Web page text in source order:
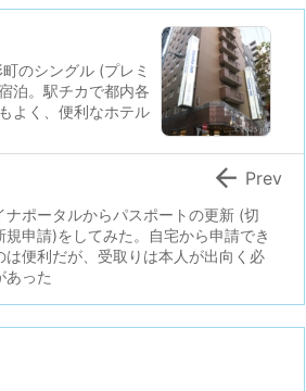
のシングル (プレミ
泊。駅チカで都内各
よく、便利なホテル
ナポータルからパスポートの更新 (切
規申請)をしてみた。自宅から申請でき
は便利だが、受取りは本人が出向く必
あった
 Prev